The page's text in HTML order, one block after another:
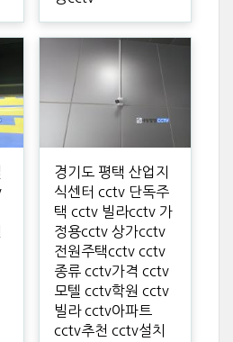
경기도 평택 산업지
식센터 cctv 단독주
택 cctv 빌라cctv 가
정용cctv 상가cctv
전원주택cctv cctv
종류 cctv가격 cctv
모텔 cctv학원 cctv
빌라 cctv아파트
cctv추천 cctv설치